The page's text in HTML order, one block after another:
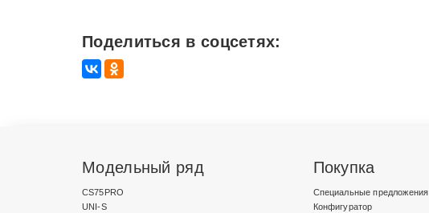
Поделиться в соцсетях:
Модельный ряд
CS75PRO
UNI-S
Покупка
Специальные предложения
Конфигуратор